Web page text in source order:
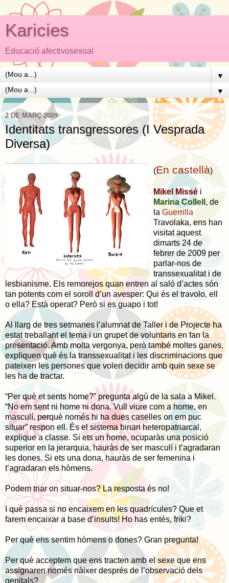
Karicies
Educació afectivosexual
▼
▼
2 DE MARÇ 2009
Identitats transgressores (I Vesprada
Diversa)
(En castellà)
Mikel Missé i
Marina Collell , de
la Guerrilla
Travolaka, ens han
visitat aquest
dimarts 24 de
febrer de 2009 per
parlar-nos de
transsexualitat i de
lesbianisme. Els remorejos quan entren al saló d’actes són
tan potents com el soroll d’un avesper: Qui és el travolo, ell
o ella? Està operat? Però si es guapo i tot!
Al llarg de tres setmanes l’alumnat de Taller i de Projecte ha
estat treballant el tema i un grupet de voluntaris en fan la
presentació. Amb molta vergonya, però també moltes ganes,
expliquen què és la transsexualitat i les discriminacions que
pateixen les persones que volen decidir amb quin sexe se
les ha de tractar.
“Per què et sents home?” pregunta algú de la sala a Mikel.
“No em sent ni home ni dona. Vull viure com a home, en
masculí, perquè només hi ha dues caselles on em puc
situar” respon ell. És el sistema binari heteropatriarcal,
explique a classe. Si ets un home, ocuparàs una posició
superior en la jerarquia, hauràs de ser masculí i t’agradaran
les dones. Si ets una dona, hauràs de ser femenina i
t’agradaran els hòmens.
Podem triar on situar-nos? La resposta és no!
I què passa si no encaixem en les quadrícules? Que et
farem encaixar a base d’insults! Ho has entés, friki?
Per què ens sentim hòmens o dones? Gran pregunta!
Per què acceptem que ens tracten amb el sexe que ens
assignaren només nàixer després de l’observació dels
genitals?